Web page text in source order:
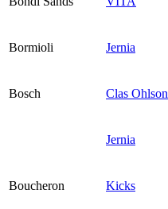
Bormioli Jernia
Bosch Clas Ohlson
Jernia
Boucheron Kicks